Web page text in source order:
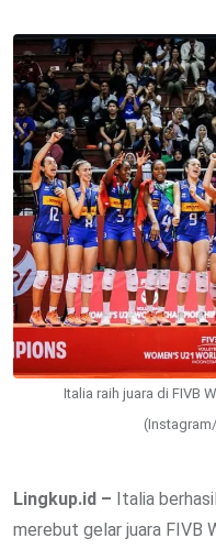
Italia raih juara di FIVB
Lingkup.id – Italia
merebut gelar juara FIVB